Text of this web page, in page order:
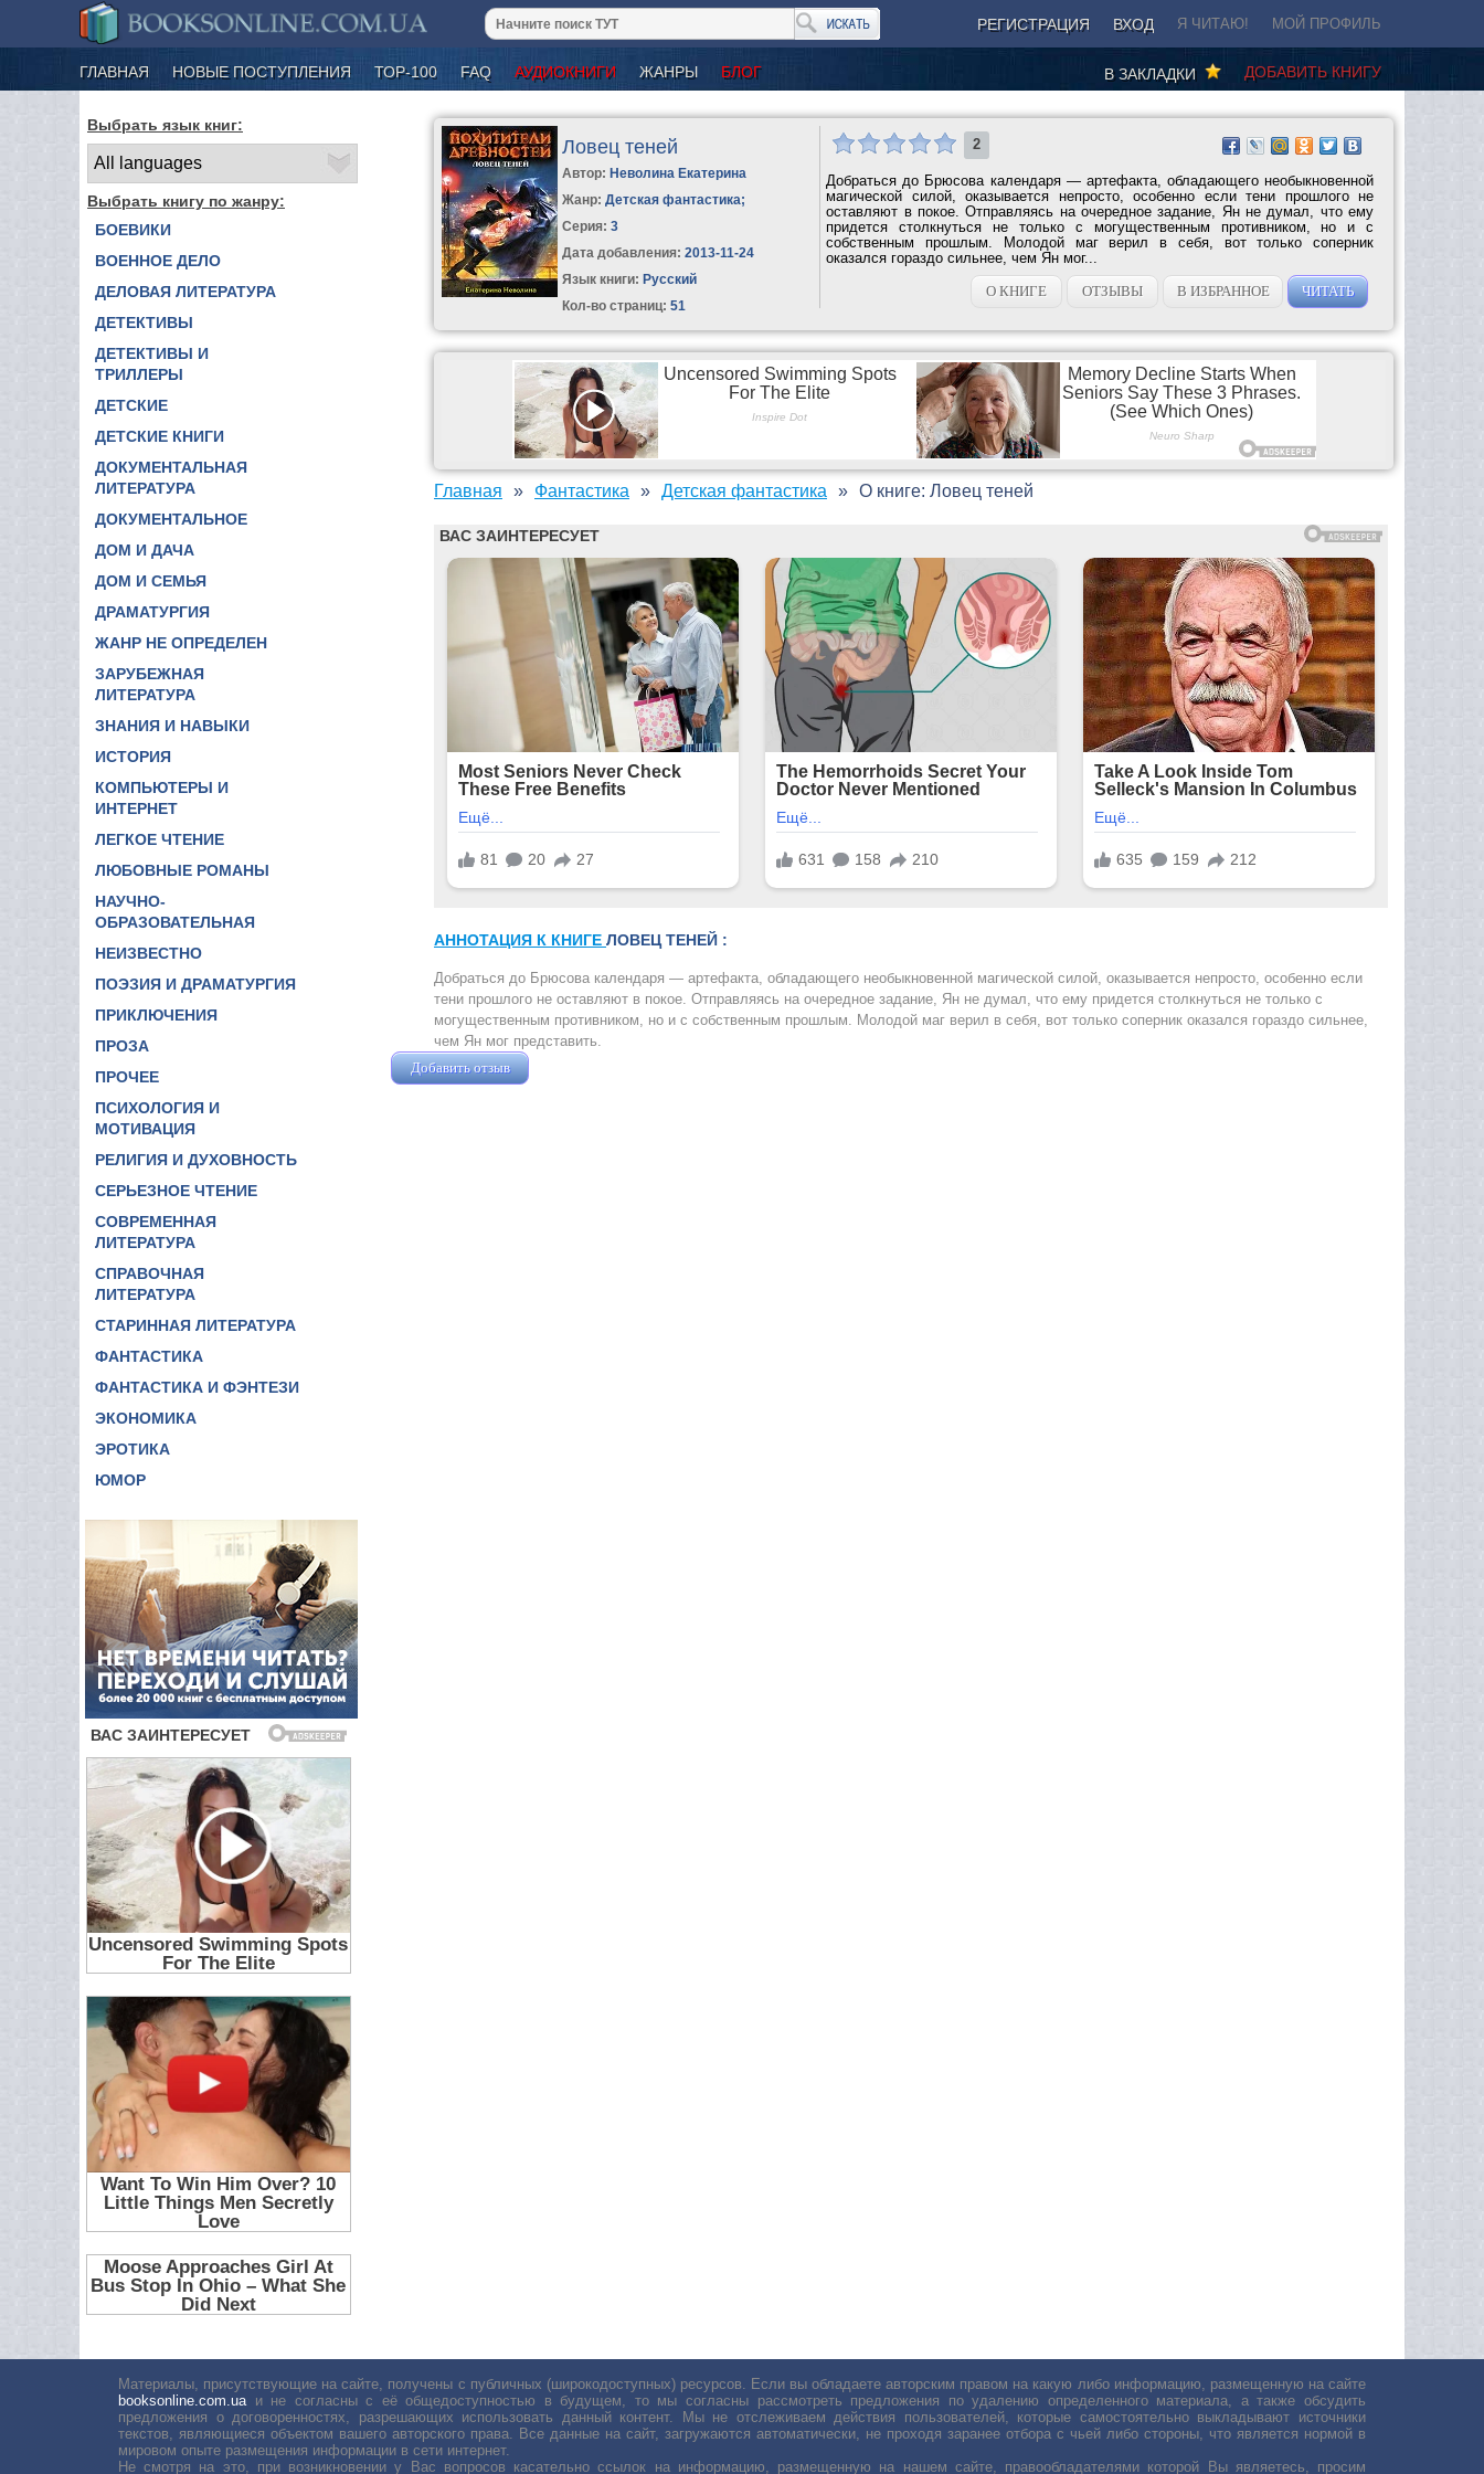
РЕГИСТРАЦИЯ ВХОД Я ЧИТАЮ! МОЙ ПРОФИЛЬ
ГЛАВНАЯ НОВЫЕ ПОСТУПЛЕНИЯ ТОР-100 FAQ АУДИОКНИГИ ЖАНРЫ БЛОГ ДОБАВИТЬ КНИГУ
В ЗАКЛАДКИ
Выбрать язык книг:
Выбрать книгу по жанру:
БОЕВИКИ
ВОЕННОЕ ДЕЛО
ДЕЛОВАЯ ЛИТЕРАТУРА
ДЕТЕКТИВЫ
ДЕТЕКТИВЫ И
ТРИЛЛЕРЫ
ДЕТСКИЕ
ДЕТСКИЕ КНИГИ
ДОКУМЕНТАЛЬНАЯ
ЛИТЕРАТУРА
ДОКУМЕНТАЛЬНОЕ
ДОМ И ДАЧА
ДОМ И СЕМЬЯ
ДРАМАТУРГИЯ
ЖАНР НЕ ОПРЕДЕЛЕН
ЗАРУБЕЖНАЯ
ЛИТЕРАТУРА
ЗНАНИЯ И НАВЫКИ
ИСТОРИЯ
КОМПЬЮТЕРЫ И
ИНТЕРНЕТ
ЛЕГКОЕ ЧТЕНИЕ
ЛЮБОВНЫЕ РОМАНЫ
НАУЧНО-
ОБРАЗОВАТЕЛЬНАЯ
НЕИЗВЕСТНО
ПОЭЗИЯ И ДРАМАТУРГИЯ
ПРИКЛЮЧЕНИЯ
ПРОЗА
ПРОЧЕЕ
ПСИХОЛОГИЯ И
МОТИВАЦИЯ
РЕЛИГИЯ И ДУХОВНОСТЬ
СЕРЬЕЗНОЕ ЧТЕНИЕ
СОВРЕМЕННАЯ
ЛИТЕРАТУРА
СПРАВОЧНАЯ
ЛИТЕРАТУРА
СТАРИННАЯ ЛИТЕРАТУРА
ФАНТАСТИКА
ФАНТАСТИКА И ФЭНТЕЗИ
ЭКОНОМИКА
ЭРОТИКА
ЮМОР
Ловец теней
Автор: Неволина Екатерина
Жанр: Детская фантастика;
Серия:3
Дата добавления: 2013-11-24
Язык книги: Русский
Кол-во страниц: 51
2
Добраться до Брюсова календаря — артефакта, обладающего необыкновенной
магической силой, оказывается непросто, особенно если тени прошлого не
оставляют в покое. Отправляясь на очередное задание, Ян не думал, что ему
придется столкнуться не только с могущественным противником, но и с
собственным прошлым. Молодой маг верил в себя, вот только соперник
оказался гораздо сильнее, чем Ян мог...
О КНИГЕ
ОТЗЫВЫ В ИЗБРАННОЕ ЧИТАТЬ
Главная Фантастика Детская фантастика О книге: Ловец теней
АННОТАЦИЯ К КНИГЕ ЛОВЕЦ ТЕНЕЙ :
Добраться до Брюсова календаря — артефакта, обладающего необыкновенной магической силой, оказывается непросто, особенно если
тени прошлого не оставляют в покое. Отправляясь на очередное задание, Ян не думал, что ему придется столкнуться не только с
могущественным противником, но и с собственным прошлым. Молодой маг верил в себя, вот только соперник оказался гораздо сильнее,
чем Ян мог представить.
Добавить отзыв
Материалы, присутствующие на сайте, получены с публичных (широкодоступных) ресурсов. Если вы обладаете авторским правом на какую либо информацию, размещенную на сайте
booksonline.com.ua и не согласны с её общедоступностью в будущем, то мы согласны рассмотреть предложения по удалению определенного материала, а также обсудить
предложения о договоренностях, разрешающих использовать данный контент. Мы не отслеживаем действия пользователей, которые самостоятельно выкладывают источники
текстов, являющиеся объектом вашего авторского права. Все данные на сайт, загружаются автоматически, не проходя заранее отбора с чьей либо стороны, что является нормой в
мировом опыте размещения информации в сети интернет.
Не смотря на это, при возникновении у Вас вопросов касательно ссылок на информацию, размещенную на нашем сайте, правообладателями которой Вы являетесь, просим